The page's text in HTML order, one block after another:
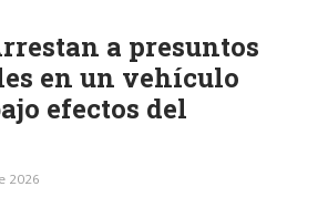
a presuntos
en un vehículo
efectos del
2026